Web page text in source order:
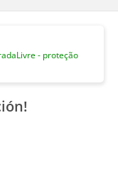
- proteção